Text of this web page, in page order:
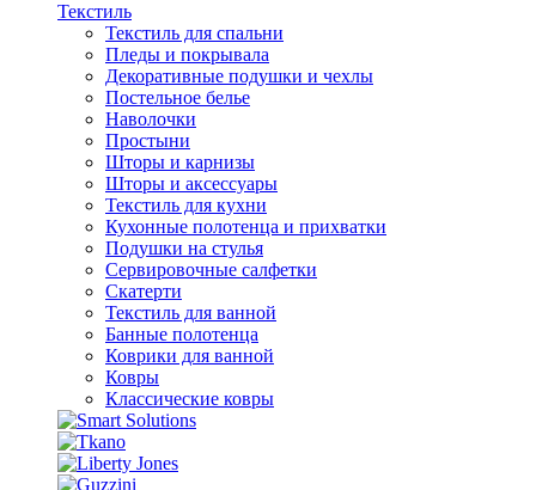
Текстиль
Текстиль для спальни
Пледы и покрывала
Декоративные подушки и чехлы
Постельное белье
Наволочки
Простыни
Шторы и карнизы
Шторы и аксессуары
Текстиль для кухни
Кухонные полотенца и прихватки
Подушки на стулья
Сервировочные салфетки
Скатерти
Текстиль для ванной
Банные полотенца
Коврики для ванной
Ковры
Классические ковры